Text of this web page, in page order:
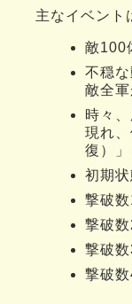
主なイベント
敵100
不穏
敵全軍
時々
現れ
復）
初期状
撃破
撃破
撃破
撃破